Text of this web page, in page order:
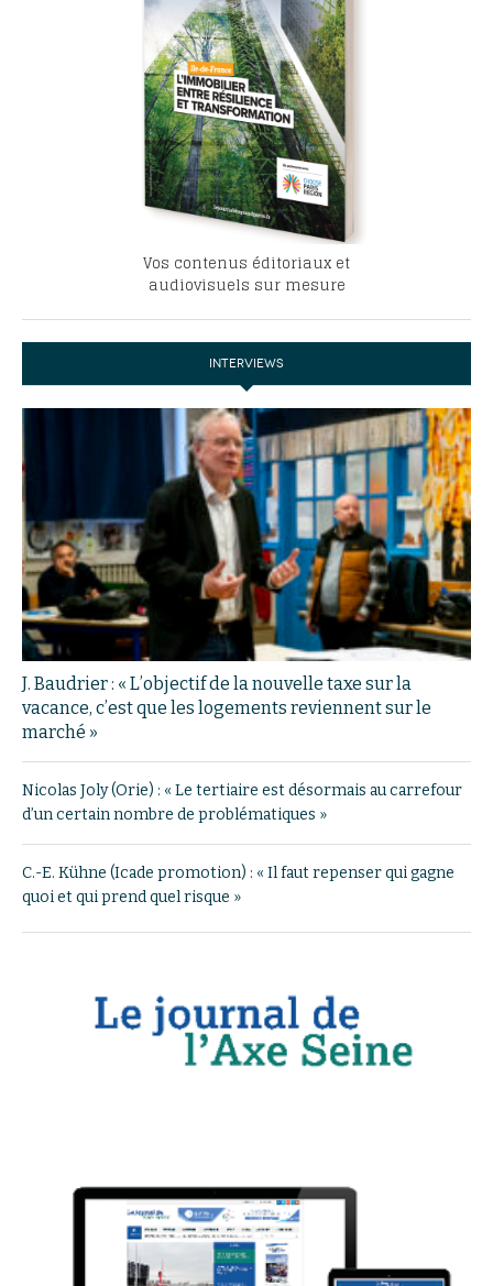
Vos contenus éditoriaux et
audiovisuels sur mesure
INTERVIEWS
J. Baudrier : « L’objectif de la nouvelle taxe sur la
vacance, c’est que les logements reviennent sur le
marché »
Nicolas Joly (Orie) : « Le tertiaire est désormais au carrefour
d’un certain nombre de problématiques »
C.-E. Kühne (Icade promotion) : « Il faut repenser qui gagne
quoi et qui prend quel risque »